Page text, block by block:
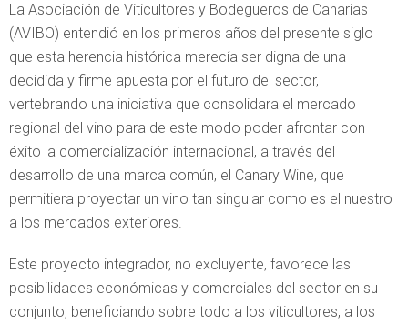
La Asociación de Viticultores y Bodegueros de Canarias
(AVIBO) entendió en los primeros años del presente siglo
que esta herencia histórica merecía ser digna de una
decidida y firme apuesta por el futuro del sector,
vertebrando una iniciativa que consolidara el mercado
regional del vino para de este modo poder afrontar con
éxito la comercialización internacional, a través del
desarrollo de una marca común, el Canary Wine, que
permitiera proyectar un vino tan singular como es el nuestro
a los mercados exteriores.
Este proyecto integrador, no excluyente, favorece las
posibilidades económicas y comerciales del sector en su
conjunto, beneficiando sobre todo a los viticultores, a los